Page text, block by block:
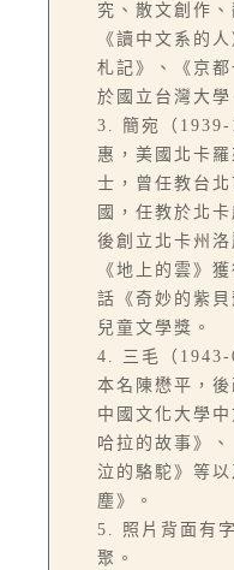
究、散文創作
《讀中文系的
札記》、《京
於國立台灣大學
3. 簡宛（1939-
惠，美國北卡
士，曾任教台
國，任教於北
後創立北卡州
《地上的雲》
話《奇妙的紫
兒童文學獎。
4. 三毛（1943-
本名陳懋平，
中國文化大學
哈拉的故事》
泣的駱駝》等以
塵》。
5. 照片背面有
聚。